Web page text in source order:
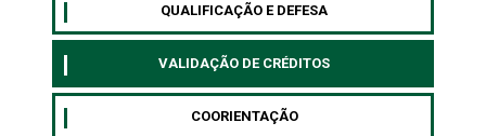
QUALIFICAÇÃO E DEFESA
VALIDAÇÃO DE CRÉDITOS
COORIENTAÇÃO